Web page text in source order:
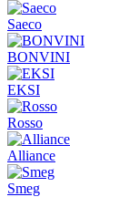
Saeco
BONVINI
EKSI
Rosso
Alliance
Smeg